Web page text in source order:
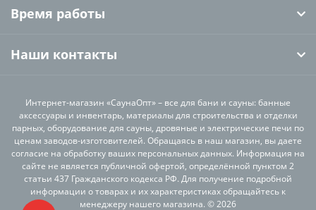
Время работы
Наши контакты
Интернет-магазин «СаунаОпт» – все для бани и сауны: банные
аксессуары и инвентарь, материалы для строительства и отделки
парных, оборудование для сауны, дровяные и электрические печи по
ценам заводов-изготовителей. Обращаясь в наш магазин, вы даете
согласие на обработку ваших персональных данных. Информация на
сайте не является публичной офертой, определённой пунктом 2
статьи 437 Гражданского кодекса РФ. Для получение подробной
информации о товарах и их характеристиках обращайтесь к
менеджеру нашего магазина. © 2026